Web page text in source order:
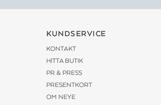
KUNDSERVICE
KONTAKT
HITTA BUTIK
PR & PRESS
PRESENTKORT
OM NEYE